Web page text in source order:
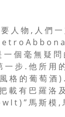
人 物 , 人 們
t r o A b b o n
個 毫 無 疑
一 步 . 他 所 用
格 的 葡 萄 酒
載 有 巴 羅 洛
I t ) ” 馬 斯 模